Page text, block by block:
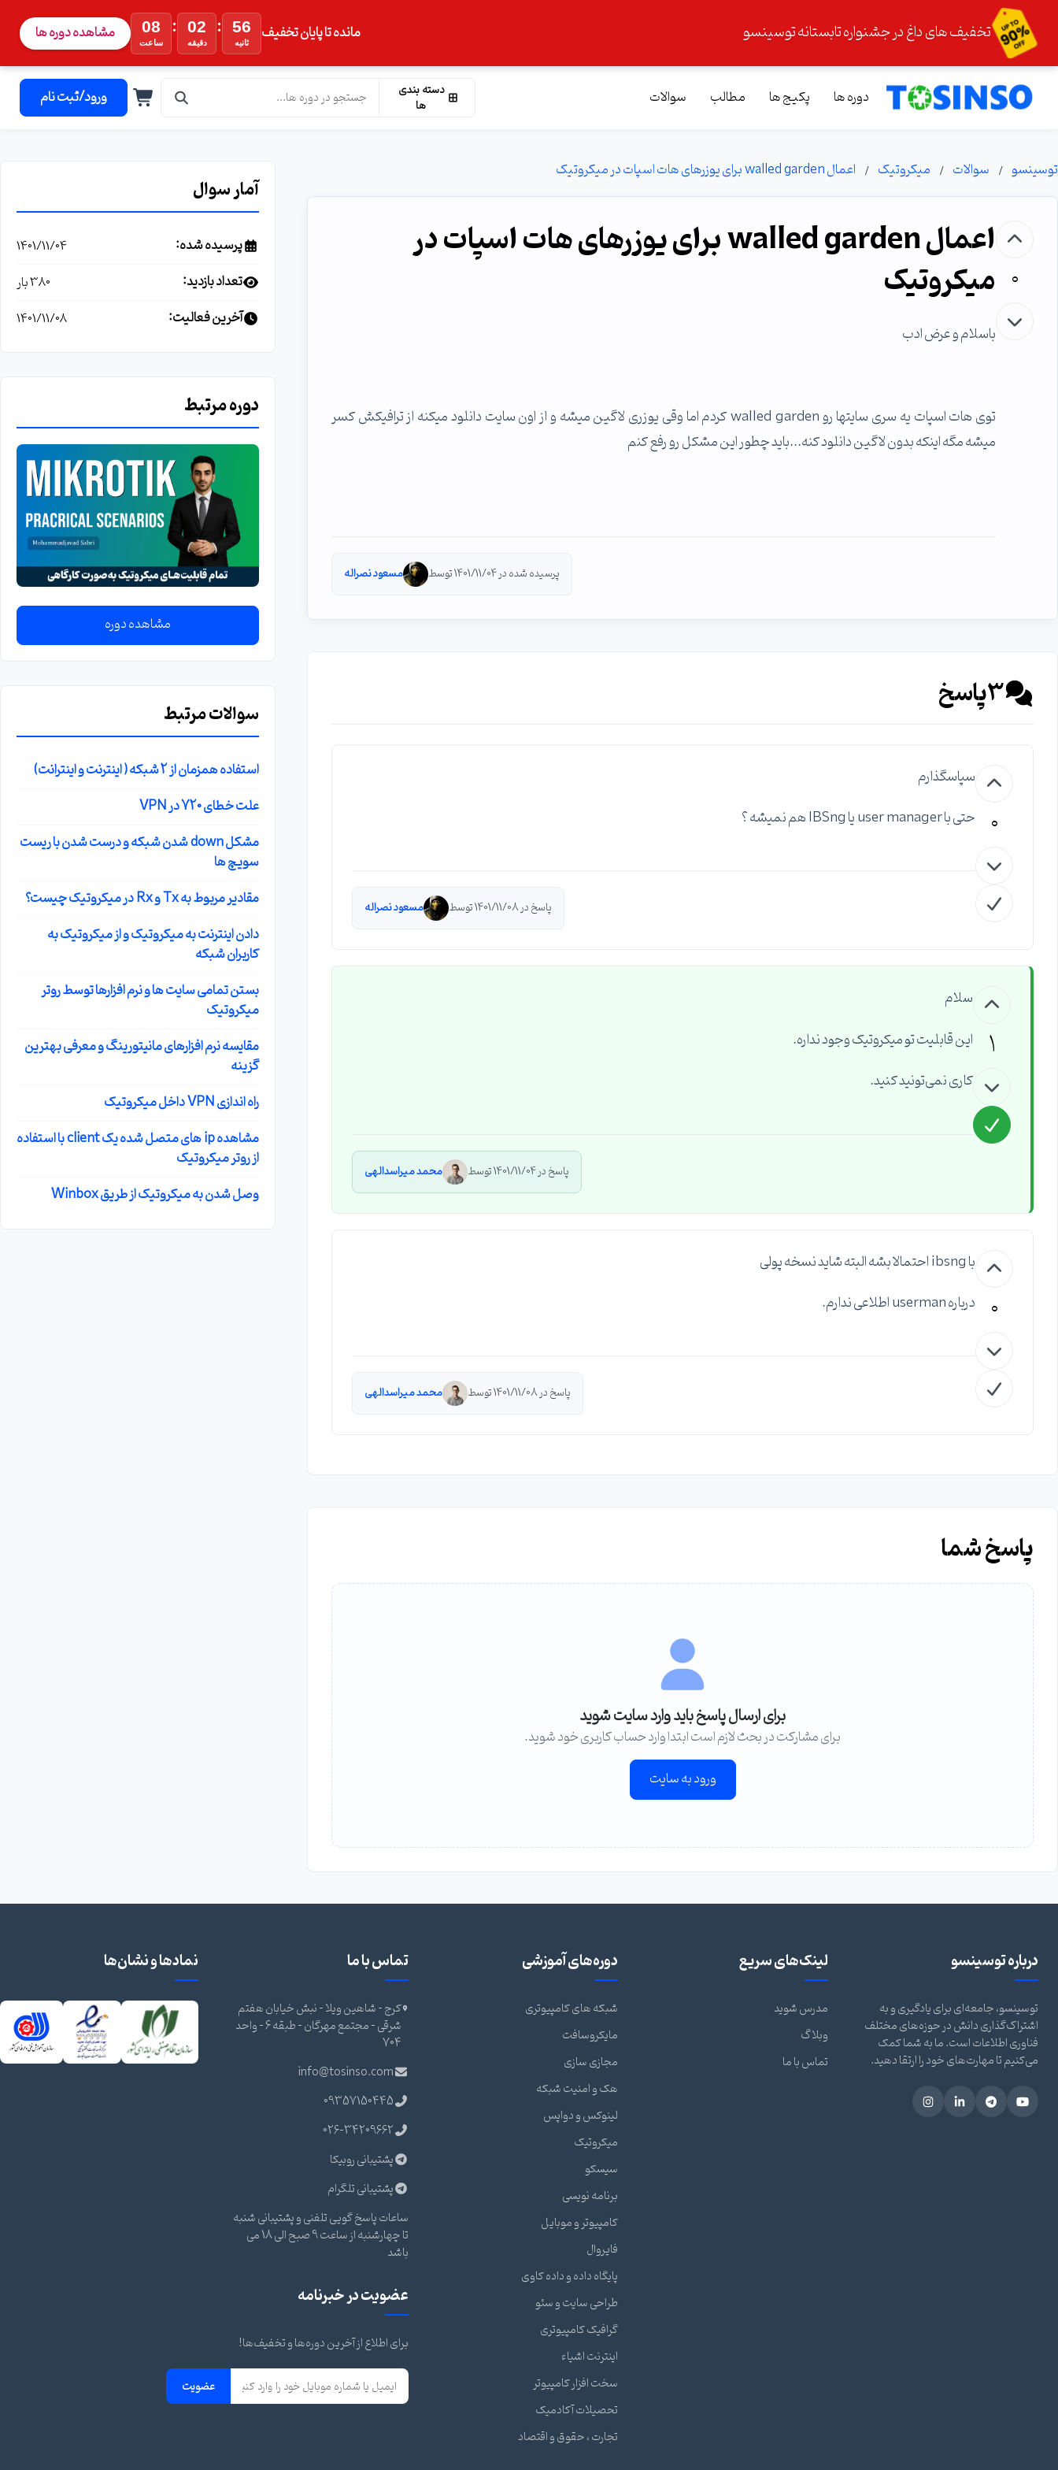
تخفیف های داغ در جشنواره تابستانه توسینسو مانده تا پایان تخفیف 08
ساعت
: 02
دقیقه
: 55
ثانیه مشاهده دوره ها
دوره ها پکیج ها مطالب سوالات
دسته بندی
ها
ورود/ثبت نام
توسینسو سوالات میکروتیک اعمال walled garden برای یوزرهای هات اسپات در میکروتیک
0
اعمال walled garden برای یوزرهای هات اسپات در
میکروتیک
باسلام و عرض ادب
توی هات اسپات یه سری سایتها رو walled garden کردم اما وقی یوزری لاگین میشه و از اون سایت دانلود میکنه از ترافیکش کسر
میشه مگه اینکه بدون لاگین دانلود کنه...باید چطور این مشکل رو رفع کنم
پرسیده شده در 1401/11/04 توسط مسعود نصراله
3پاسخ
0
سپاسگذارم
حتی با user manager یا IBSng هم نمیشه ؟
پاسخ در 1401/11/08 توسط مسعود نصراله
1
سلام
این قابلیت تو میکروتیک وجود نداره.
کاری نمی‌تونید کنید.
پاسخ در 1401/11/04 توسط محمد میراسدالهی
0
با ibsng احتمالا بشه البته شاید نسخه پولی
درباره userman اطلاعی ندارم.
پاسخ در 1401/11/08 توسط محمد میراسدالهی
پاسخ شما
برای ارسال پاسخ باید وارد سایت شوید
برای مشارکت در بحث لازم است ابتدا وارد حساب کاربری خود شوید.
ورود به سایت
آمار سوال
پرسیده شده: 1401/11/04
تعداد بازدید: 380 بار
آخرین فعالیت: 1401/11/08
دوره مرتبط
مشاهده دوره
سوالات مرتبط
استفاده همزمان از 2 شبکه ( اینترنت و اینترانت)
علت خطای 720 در VPN
مشکل down شدن شبکه و درست شدن با ریست
سویچ ها
مقادیر مربوط به Tx و Rx در میکروتیک چیست؟
دادن اینترنت به میکروتیک و از میکروتیک به
کاربران شبکه
بستن تمامی سایت ها و نرم افزارها توسط روتر
میکروتیک
مقایسه نرم افزارهای مانیتورینگ و معرفی بهترین
گزینه
راه اندازی VPN داخل میکروتیک
مشاهده ip های متصل شده یک client با استفاده
از روتر میکروتیک
وصل شدن به میکروتیک از طریق Winbox
درباره توسینسو
توسینسو، جامعه‌ای برای یادگیری و به
اشتراک‌گذاری دانش در حوزه‌های مختلف
فناوری اطلاعات است. ما به شما کمک
می‌کنیم تا مهارت‌های خود را ارتقا دهید.
لینک‌های سریع
مدرس شوید
وبلاگ
تماس با ما
دوره‌های آموزشی
شبکه های کامپیوتری
مایکروسافت
مجازی سازی
هک و امنیت شبکه
لینوکس و دواپس
میکروتیک
سیسکو
برنامه نویسی
کامپیوتر و موبایل
فایروال
پایگاه داده و داده کاوی
طراحی سایت و سئو
گرافیک کامپیوتری
اینترنت اشیاء
سخت افزار کامپیوتر
تحصیلات آکادمیک
تجارت ، حقوق و اقتصاد
تماس با ما
کرج - شاهین ویلا - نبش خیابان هفتم
شرقی - مجتمع مهرگان - طبقه 6 - واحد
704
info@tosinso.com
09357150445
026-34209662
پشتیبانی روبیکا
پشتیبانی تلگرام
ساعات پاسخ گویی تلفنی و پشتیبانی شنبه
تا چهارشنبه از ساعت 9 صبح الی 18 می
باشد
عضویت در خبرنامه
برای اطلاع از آخرین دوره‌ها و تخفیف‌ها!
عضویت
نمادها و نشان‌ها